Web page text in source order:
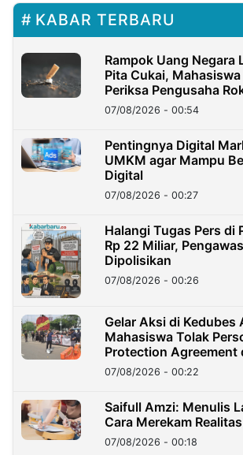
KABAR TERBARU
Rampok Uang Negara
Pita Cukai, Mahasiswa
Periksa Pengusaha
07/08/2026 - 00:54
Pentingnya Digital
UMKM agar Mampu
Digital
07/08/2026 - 00:27
Halangi Tugas Pers di
Rp 22 Miliar,
Dipolisikan
07/08/2026 - 00:26
Gelar Aksi di Kedubes
Mahasiswa Tolak
Protection Agreement
Kedaulatan Negara
07/08/2026 - 00:22
Saifull Amzi: Menulis
Cara Merekam
07/08/2026 - 00:18